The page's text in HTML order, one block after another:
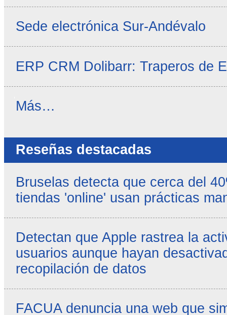
Sede electrónica Sur-Andévalo
ERP CRM Dolibarr: Traperos de
Noticias
Más…
Reseñas destacadas
Bruselas detecta que cerca del
tiendas 'online' usan prácticas
Detectan que Apple rastrea la
usuarios aunque hayan
recopilación de datos
FACUA denuncia una web que